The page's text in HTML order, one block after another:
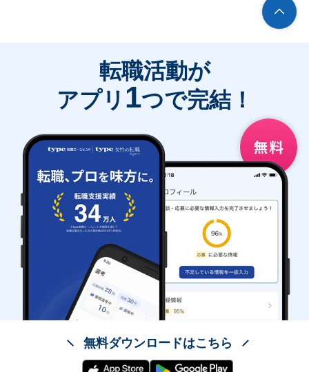
転職活動が
アプリ 1つで完結！
無料ダウンロードはこちら